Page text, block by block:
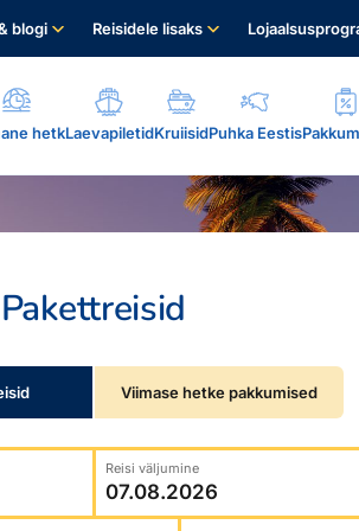
blogi Reisidele lisaks
hetkLaevapiletidKruiisidPuhka Eestis
Pakettreisid
Viimase hetke pakkumised
Reisi väljumine